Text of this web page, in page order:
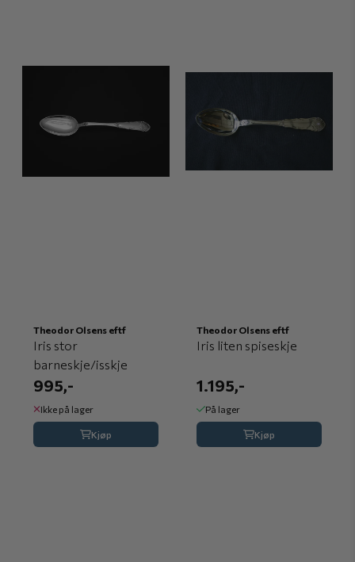
Theodor Olsens eftf
Iris stor
barneskje/isskje
995,-
Ikke på lager
Kjøp
Theodor Olsens eftf
Iris liten spiseskje
1.195,-
På lager
Kjøp